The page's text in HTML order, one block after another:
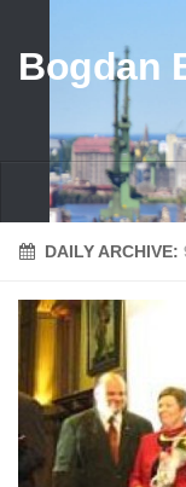
Bogdan
Aktualności
przed 1989
po 1989
Media
Galeria
DAILY ARCHIVE: